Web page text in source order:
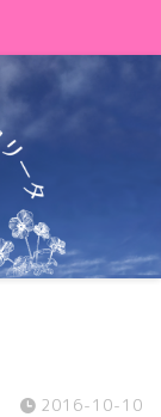
2016-10-10